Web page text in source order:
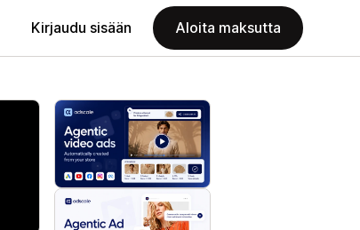
Kirjaudu sisään Aloita maksutta